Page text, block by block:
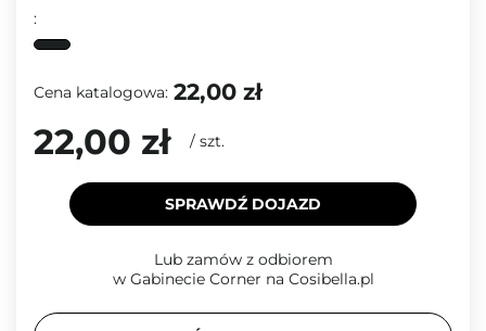
:
Cena katalogowa: 22,00 zł
22,00 zł / szt.
SPRAWDŹ DOJAZD
Lub zamów z odbiorem
w Gabinecie Corner na Cosibella.pl